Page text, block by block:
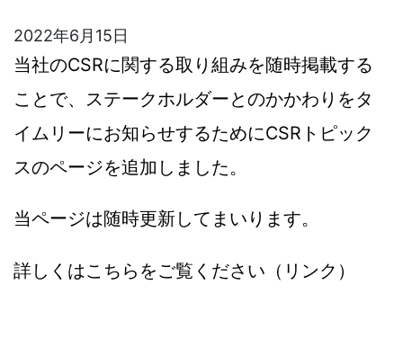
2022年6月15日
当社のCSRに関する取り組みを随時掲載する
ことで、ステークホルダーとのかかわりをタ
イムリーにお知らせするためにCSRトピック
スのページを追加しました。
当ページは随時更新してまいります。
詳しくはこちらをご覧ください（リンク）